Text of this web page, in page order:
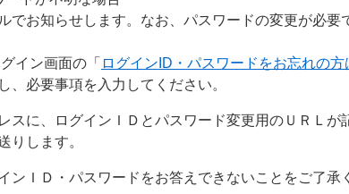
でお知らせします。なお、パスワードの変更が必要
イン画面の「 ログインID・パスワードをお忘れの方
、必要事項を入力してください。
スに、ログインＩＤとパスワード変更用のＵＲＬが
りします。
ＩＤ・パスワードをお答えできないことをご了承く